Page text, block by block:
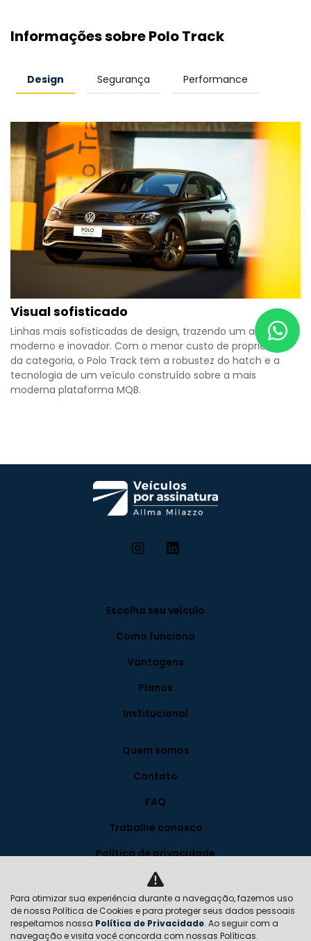
Informações sobre Polo Track
Design Segurança Performance
Visual sofisticado
Linhas mais sofisticadas de design, trazendo um ar
moderno e inovador. Com o menor custo de propriedade
da categoria, o Polo Track tem a robustez do hatch e a
tecnologia de um veículo construído sobre a mais
moderna plataforma MQB.
Escolha seu veículo
Como funciona
Vantagens
Planos
Institucional
Quem somos
Contato
FAQ
Trabalhe conosco
Política de privacidade
Blog
Desacelere. Seu bem maior é a vida.
Para otimizar sua experiência durante a navegação, fazemos uso
de nossa Política de Cookies e para proteger seus dados pessoais
respeitamos nossa Política de Privacidade. Ao seguir com a
navegação e visita você concorda com nossas Políticas.